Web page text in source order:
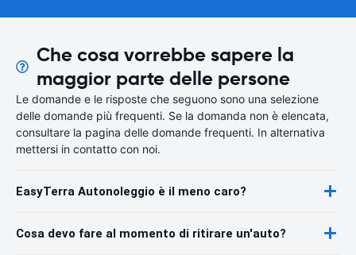
Che cosa vorrebbe sapere la
maggior parte delle persone
Le domande e le risposte che seguono sono una selezione
delle domande più frequenti. Se la domanda non è elencata,
consultare la pagina delle domande frequenti. In alternativa
mettersi in contatto con noi.
EasyTerra Autonoleggio è il meno caro?
Cosa devo fare al momento di ritirare un'auto?